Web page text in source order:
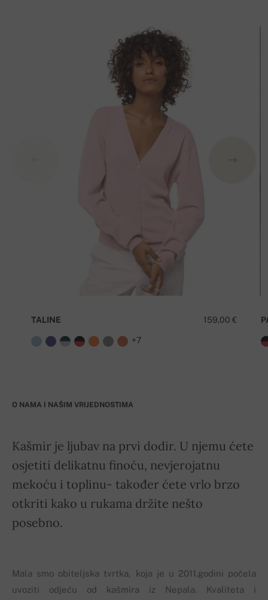
159,00 €
TALINE
+7
O NAMA I NAŠIM VRIJEDNOSTIMA
Kašmir je ljubav na prvi dodir. U njemu ćete
osjetiti delikatnu finoću, nevjerojatnu
mekoću i toplinu- također ćete vrlo brzo
otkriti kako u rukama držite nešto
posebno.
Mala smo obiteljska tvrtka, koja je u 2011.godini počela
uvoziti odjeću od kašmira iz Nepala. Kvaliteta i